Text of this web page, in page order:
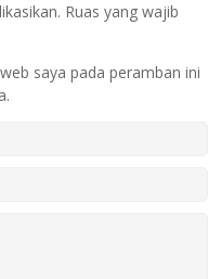
Ruas yang wajib
saya pada peramban ini